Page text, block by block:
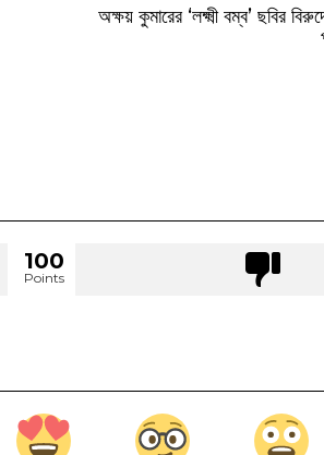
অক্ষয় কুমারের ‘লক্ষ্মী বম্ব’ ছবির
100
Points